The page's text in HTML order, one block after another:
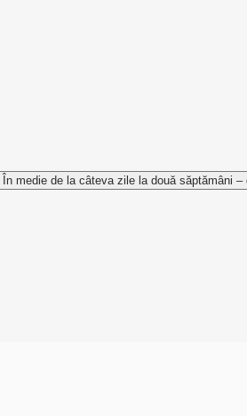
În medie de la câteva zile la două săptămâni